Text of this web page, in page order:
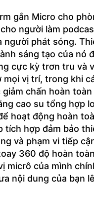
gắn Micro cho
người làm
người phát sóng.
sáng tạo của nó
cực kỳ trơn tru và
mọi vị trí, trong khi
chấn hoàn
cao su tổng hợp
hoạt động hoàn
tích hợp đảm bảo
và phạm vi tiếp
360 độ hoàn
micrô của mình
nội dung của bạn